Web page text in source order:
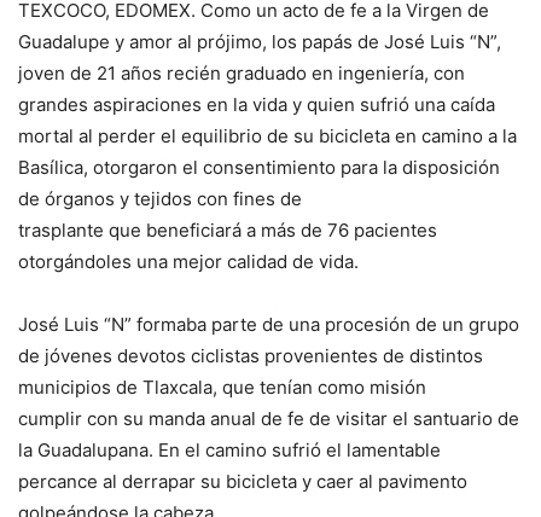
TEXCOCO, EDOMEX. Como un acto de fe a la Virgen de
Guadalupe y amor al prójimo, los papás de José Luis “N”,
joven de 21 años recién graduado en ingeniería, con
grandes aspiraciones en la vida y quien sufrió una caída
mortal al perder el equilibrio de su bicicleta en camino a la
Basílica, otorgaron el consentimiento para la disposición
de órganos y tejidos con fines de
trasplante que beneficiará a más de 76 pacientes
otorgándoles una mejor calidad de vida.
José Luis “N” formaba parte de una procesión de un grupo
de jóvenes devotos ciclistas provenientes de distintos
municipios de Tlaxcala, que tenían como misión
cumplir con su manda anual de fe de visitar el santuario de
la Guadalupana. En el camino sufrió el lamentable
percance al derrapar su bicicleta y caer al pavimento
golpeándose la cabeza.